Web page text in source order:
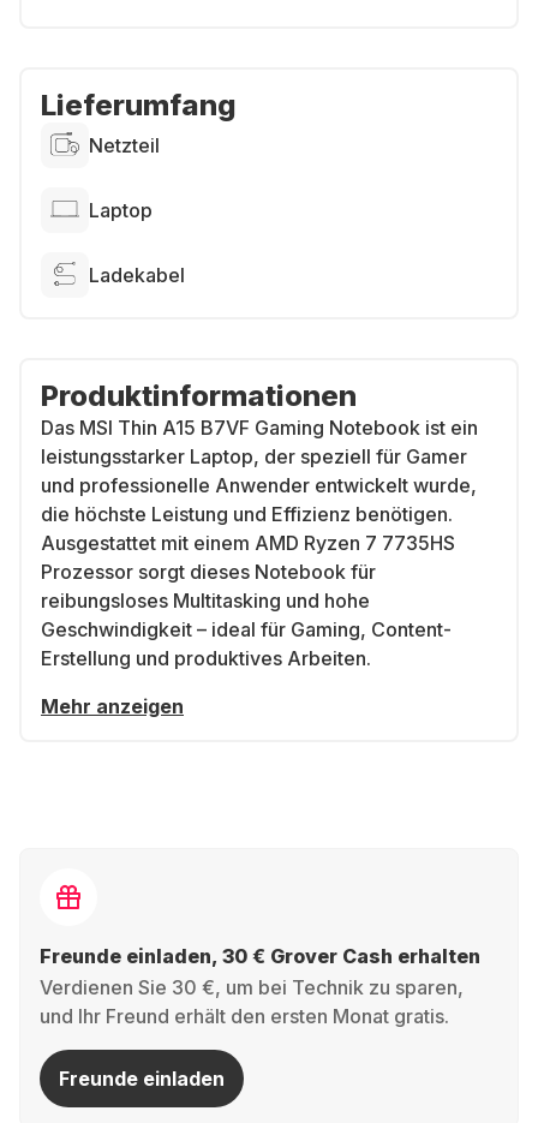
Lieferumfang
Netzteil
Laptop
Ladekabel
Produktinformationen
Das MSI Thin A15 B7VF Gaming Notebook ist ein
leistungsstarker Laptop, der speziell für Gamer
und professionelle Anwender entwickelt wurde,
die höchste Leistung und Effizienz benötigen.
Ausgestattet mit einem AMD Ryzen 7 7735HS
Prozessor sorgt dieses Notebook für
reibungsloses Multitasking und hohe
Geschwindigkeit – ideal für Gaming, Content-
Erstellung und produktives Arbeiten.
Mehr anzeigen
Freunde einladen, 30 € Grover Cash erhalten
Verdienen Sie 30 €, um bei Technik zu sparen,
und Ihr Freund erhält den ersten Monat gratis.
Freunde einladen